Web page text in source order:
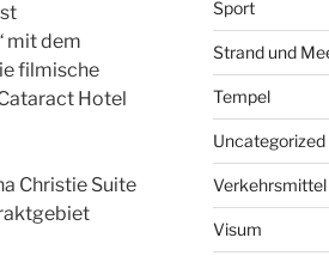
mit dem
filmische
Hotel
Christie Suite
Sport
Strand und
Tempel
Uncategorized
Verkehrsmittel
Visum